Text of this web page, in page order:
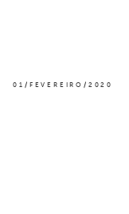
01/FEVEREIRO/2020